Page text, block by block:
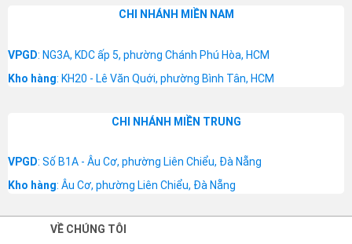
CHI NHÁNH MIỀN NAM
VPGD: NG3A, KDC ấp 5, phường Chánh Phú Hòa, HCM
Kho hàng: KH20 - Lê Văn Quới, phường Bình Tân, HCM
CHI NHÁNH MIỀN TRUNG
VPGD: Số B1A - Âu Cơ, phường Liên Chiểu, Đà Nẵng
Kho hàng: Âu Cơ, phường Liên Chiểu, Đà Nẵng
VỀ CHÚNG TÔI